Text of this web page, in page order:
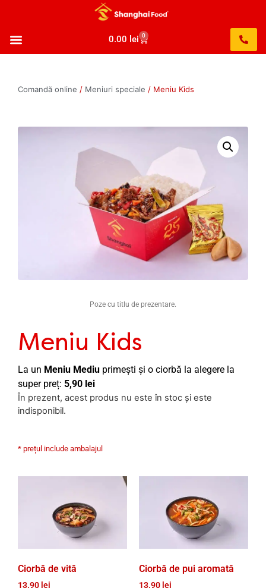
0.00 lei 0
Comandă online / Meniuri speciale / Meniu Kids
Poze cu titlu de prezentare.
Meniu Kids
La un Meniu Mediu primești și o ciorbă la alegere la
super preț: 5,90 lei
În prezent, acest produs nu este în stoc și este
indisponibil.
* prețul include ambalajul
Ciorbă de vită
13.90 lei
Ciorbă de pui aromată
13.90 lei